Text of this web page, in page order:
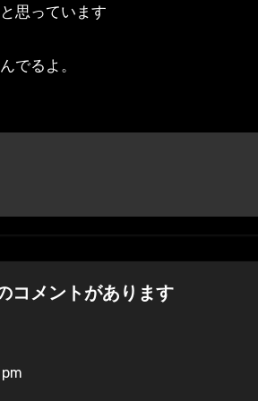
思っています
でるよ。
コメントがあります